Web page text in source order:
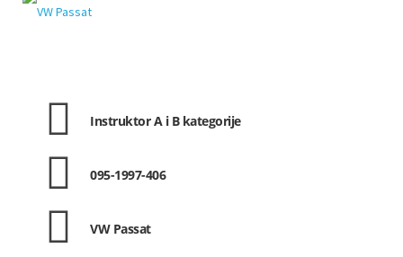
Instruktor A i B kategorije
095-1997-406
VW Passat